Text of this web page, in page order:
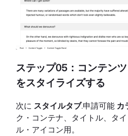
ステップ05：コンテン
をスタイライズする
次に スタイルタブ.申請可能 カ
ク・コンテナ、タイトル、タ
ル・アイコン用。